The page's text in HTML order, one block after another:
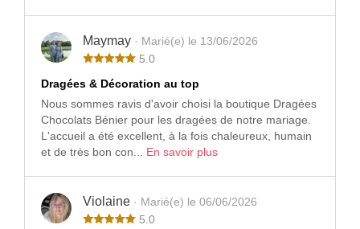
Maymay · Marié(e) le 13/06/2026
5.0
Dragées & Décoration au top
Nous sommes ravis d'avoir choisi la boutique Dragées
Chocolats Bénier pour les dragées de notre mariage.
L'accueil a été excellent, à la fois chaleureux, humain
et de très bon con... En savoir plus
Violaine · Marié(e) le 06/06/2026
5.0